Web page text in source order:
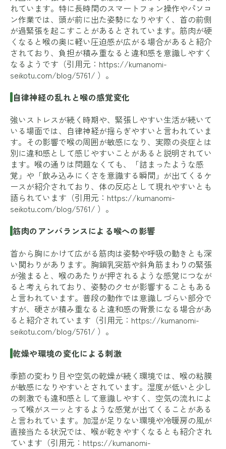
れています。特に長時間のスマートフォン操作やパソコ
ン作業では、頭が前に出た姿勢になりやすく、首の前側
が過緊張を起こすことがあるとされています。筋肉が硬
くなると喉の奥に軽い圧迫感が広がる場合があると紹介
されており、負担が積み重なると違和感を意識しやすく
なるようです（引用元： https://kumanomi-
seikotu.com/blog/5761/ ）。
自律神経の乱れと喉の感覚変化
強いストレスが続く時期や、緊張しやすい生活が続いて
いる場面では、自律神経が揺らぎやすいと言われていま
す。その影響で喉の周囲が敏感になり、実際の炎症とは
別に違和感として感じやすいことがあると説明されてい
ます。喉の通りは問題なくても、「詰まったような感
覚」や「飲み込みにくさを意識する瞬間」が出てくるケ
ースが紹介されており、体の反応として現れやすいとも
語られています（引用元： https://kumanomi-
seikotu.com/blog/5761/ ）。
筋肉のアンバランスによる喉への影響
首から胸にかけて広がる筋肉は姿勢や呼吸の動きとも深
い関わりがあります。胸鎖乳突筋や斜角筋まわりの緊張
が強まると、喉のあたりが押されるような感覚につなが
ると考えられており、姿勢のクセが影響することもある
と言われています。普段の動作では意識しづらい部分で
すが、硬さが積み重なると違和感の背景になる場合があ
ると紹介されています（引用元： https://kumanomi-
seikotu.com/blog/5761/ ）。
乾燥や環境の変化による刺激
季節の変わり目や空気の乾燥が続く環境では、喉の粘膜
が敏感になりやすいとされています。湿度が低いと少し
の刺激でも違和感として意識しやすく、空気の流れによ
って喉がスーッとするような感覚が出てくることがある
と言われています。加湿が足りない環境や冷暖房の風が
直接当たる状況では、喉が乾きやすくなるとも紹介され
ています（引用元： https://kumanomi-